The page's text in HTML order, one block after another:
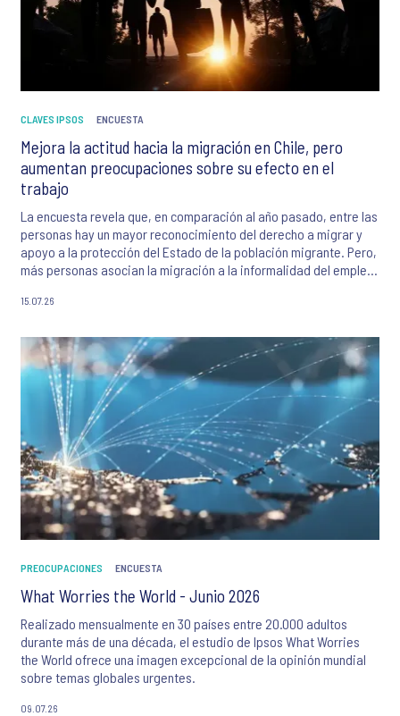
CLAVES IPSOS ENCUESTA
Mejora la actitud hacia la migración en Chile, pero
aumentan preocupaciones sobre su efecto en el
trabajo
La encuesta revela que, en comparación al año pasado, entre las
personas hay un mayor reconocimiento del derecho a migrar y
apoyo a la protección del Estado de la población migrante. Pero,
más personas asocian la migración a la informalidad del empleo
15.07.26
PREOCUPACIONES ENCUESTA
What Worries the World - Junio 2026
Realizado mensualmente en 30 países entre 20.000 adultos
durante más de una década, el estudio de Ipsos What Worries
the World ofrece una imagen excepcional de la opinión mundial
sobre temas globales urgentes.
09.07.26